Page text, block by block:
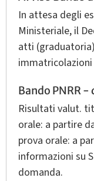
In attesa degli
Ministeriale, il
atti
Bando PNRR -
Risultati valut.
orale: a partire
prova orale: a
informazioni su
domanda.